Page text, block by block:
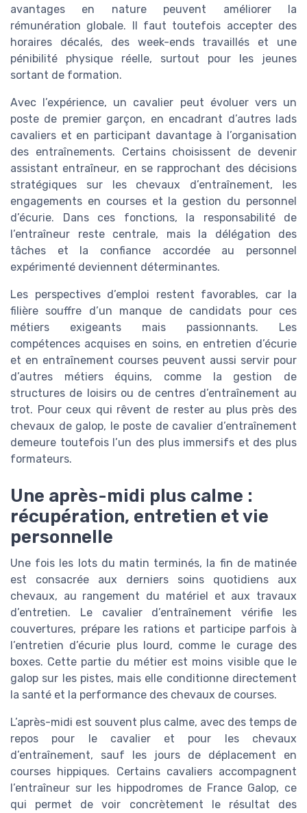
avantages en nature peuvent améliorer la
rémunération globale. Il faut toutefois accepter des
horaires décalés, des week-ends travaillés et une
pénibilité physique réelle, surtout pour les jeunes
sortant de formation.
Avec l’expérience, un cavalier peut évoluer vers un
poste de premier garçon, en encadrant d’autres lads
cavaliers et en participant davantage à l’organisation
des entraînements. Certains choisissent de devenir
assistant entraîneur, en se rapprochant des décisions
stratégiques sur les chevaux d’entraînement, les
engagements en courses et la gestion du personnel
d’écurie. Dans ces fonctions, la responsabilité de
l’entraîneur reste centrale, mais la délégation des
tâches et la confiance accordée au personnel
expérimenté deviennent déterminantes.
Les perspectives d’emploi restent favorables, car la
filière souffre d’un manque de candidats pour ces
métiers exigeants mais passionnants. Les
compétences acquises en soins, en entretien d’écurie
et en entraînement courses peuvent aussi servir pour
d’autres métiers équins, comme la gestion de
structures de loisirs ou de centres d’entraînement au
trot. Pour ceux qui rêvent de rester au plus près des
chevaux de galop, le poste de cavalier d’entraînement
demeure toutefois l’un des plus immersifs et des plus
formateurs.
Une après-midi plus calme :
récupération, entretien et vie
personnelle
Une fois les lots du matin terminés, la fin de matinée
est consacrée aux derniers soins quotidiens aux
chevaux, au rangement du matériel et aux travaux
d’entretien. Le cavalier d’entraînement vérifie les
couvertures, prépare les rations et participe parfois à
l’entretien d’écurie plus lourd, comme le curage des
boxes. Cette partie du métier est moins visible que le
galop sur les pistes, mais elle conditionne directement
la santé et la performance des chevaux de courses.
L’après-midi est souvent plus calme, avec des temps de
repos pour le cavalier et pour les chevaux
d’entraînement, sauf les jours de déplacement en
courses hippiques. Certains cavaliers accompagnent
l’entraîneur sur les hippodromes de France Galop, ce
qui permet de voir concrètement le résultat des